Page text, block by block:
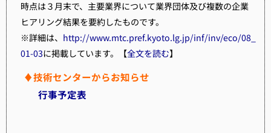
時点は３月末で、主要業界について業界団体及び複数の企業
ヒアリング結果を要約したものです。
※詳細は、 http://www.mtc.pref.kyoto.lg.jp/inf/inv/eco/08_
01-03に掲載しています。【全文を読む】
♦技術センターからお知らせ
行事予定表